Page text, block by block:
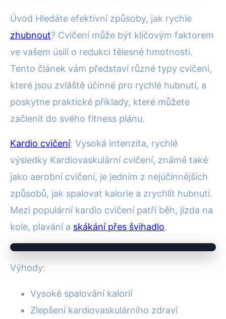
· 4 min čtení · Autor: Pavel Urbanec
Úvod Hledáte efektivní způsoby, jak rychle
zhubnout? Cvičení může být klíčovým faktorem
ve vašem úsilí o redukci tělesné hmotnosti.
Tento článek vám představí různé typy cvičení,
které jsou zvláště účinné pro rychlé hubnutí, a
poskytne praktické příklady, které můžete
začlenit do svého fitness plánu.
Kardio cvičení: Vysoká intenzita, rychlé
výsledky Kardiovaskulární cvičení, známé také
jako aerobní cvičení, je jedním z nejúčinnějších
způsobů, jak spalovat kalorie a zrychlit hubnutí.
Mezi populární kardio cvičení patří běh, jízda na
kole, plavání a skákání přes švihadlo.
Výhody:
Vysoké spalování kalorií
Zlepšení kardiovaskulárního zdraví